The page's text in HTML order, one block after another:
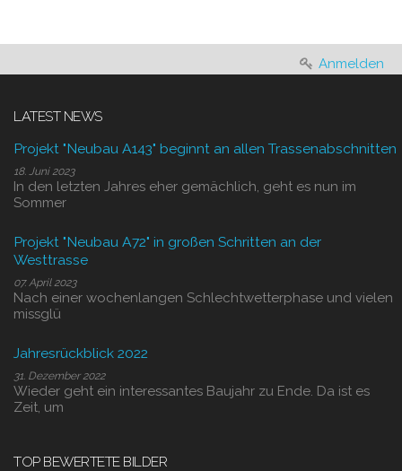
Anmelden
LATEST NEWS
Projekt "Neubau A143" beginnt an allen Trassenabschnitten
18. Juni 2023
In den letzten Jahres eher gemächlich, geht es nun im
Sommer
Projekt "Neubau A72" in großen Schritten an der
Westtrasse
07. April 2023
Nach einer wochenlangen Schlechtwetterphase und vielen
missglü
Jahresrückblick 2022
31. Dezember 2022
Wieder geht ein interessantes Baujahr zu Ende. Da ist es
Zeit, um
TOP BEWERTETE BILDER